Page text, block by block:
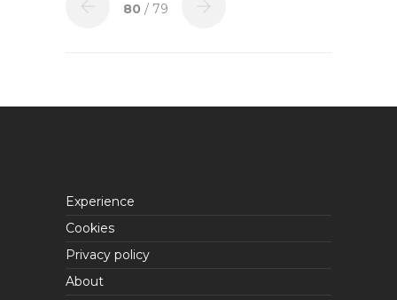
80 / 79
Experience
Cookies
Privacy policy
About